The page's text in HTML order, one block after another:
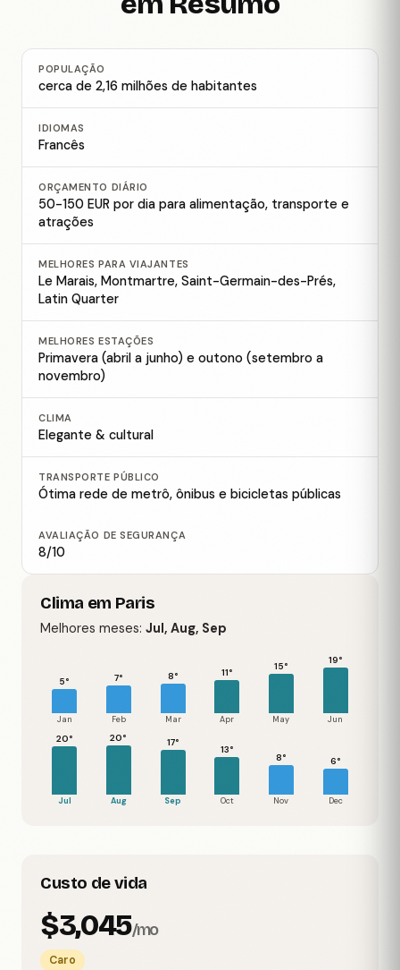
POPULAÇÃO
cerca de 2,16 milhões de habitantes
IDIOMAS
Francês
ORÇAMENTO DIÁRIO
50-150 EUR por dia para alimentação, transporte e
atrações
MELHORES PARA VIAJANTES
Le Marais, Montmartre, Saint-Germain-des-Prés,
Latin Quarter
MELHORES ESTAÇÕES
Primavera (abril a junho) e outono (setembro a
novembro)
CLIMA
Elegante & cultural
TRANSPORTE PÚBLICO
Ótima rede de metrô, ônibus e bicicletas públicas
AVALIAÇÃO DE SEGURANÇA
8/10
Clima em Paris
Melhores meses: Jul, Aug, Sep
5°
Jan
7°
Feb
8°
Mar
11°
Apr
15°
May
19°
Jun
20°
Jul
20°
Aug
17°
Sep
13°
Oct
8°
Nov
6°
Dec
Custo de vida
$3,045/mo
Caro